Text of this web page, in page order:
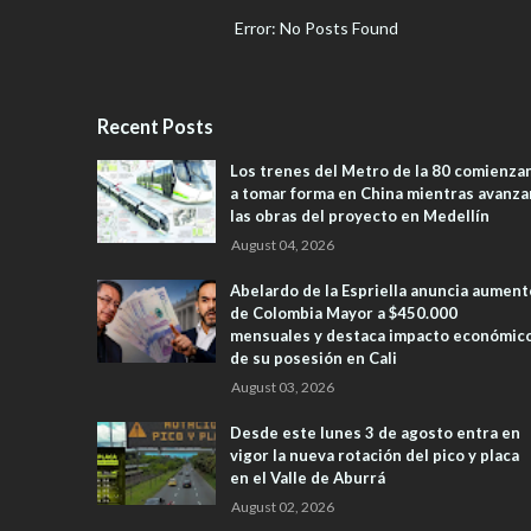
Error: No Posts Found
Recent Posts
Los trenes del Metro de la 80
a tomar forma en China mientras
las obras del proyecto en Medellín
August 04, 2026
Abelardo de la Espriella anuncia
de Colombia Mayor a $450.000
mensuales y destaca impacto
de su posesión en Cali
August 03, 2026
Desde este lunes 3 de agosto entra en
vigor la nueva rotación del pico y placa
en el Valle de Aburrá
August 02, 2026